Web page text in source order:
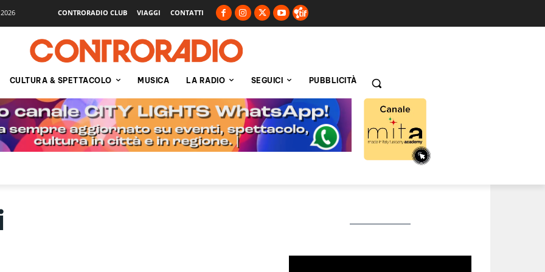
CONTRORADIO CLUB VIAGGI CONTATTI
CULTURA & SPETTACOLO MUSICA LA RADIO SEGUICI PUBBLICITÀ